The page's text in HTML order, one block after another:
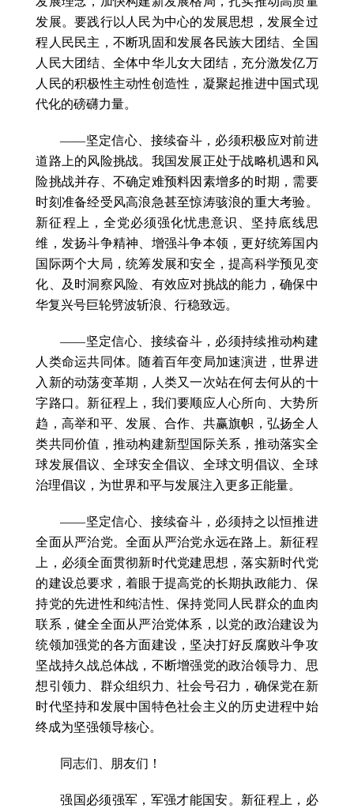
发展。要践行以人民为中心的发展思想，发展全过
程人民民主，不断巩固和发展各民族大团结、全国
人民大团结、全体中华儿女大团结，充分激发亿万
人民的积极性主动性创造性，凝聚起推进中国式现
代化的磅礴力量。
——坚定信心、接续奋斗，必须积极应对前进
道路上的风险挑战。我国发展正处于战略机遇和风
险挑战并存、不确定难预料因素增多的时期，需要
时刻准备经受风高浪急甚至惊涛骇浪的重大考验。
新征程上，全党必须强化忧患意识、坚持底线思
维，发扬斗争精神、增强斗争本领，更好统筹国内
国际两个大局，统筹发展和安全，提高科学预见变
化、及时洞察风险、有效应对挑战的能力，确保中
华复兴号巨轮劈波斩浪、行稳致远。
——坚定信心、接续奋斗，必须持续推动构建
人类命运共同体。随着百年变局加速演进，世界进
入新的动荡变革期，人类又一次站在何去何从的十
字路口。新征程上，我们要顺应人心所向、大势所
趋，高举和平、发展、合作、共赢旗帜，弘扬全人
类共同价值，推动构建新型国际关系，推动落实全
球发展倡议、全球安全倡议、全球文明倡议、全球
治理倡议，为世界和平与发展注入更多正能量。
——坚定信心、接续奋斗，必须持之以恒推进
全面从严治党。全面从严治党永远在路上。新征程
上，必须全面贯彻新时代党建思想，落实新时代党
的建设总要求，着眼于提高党的长期执政能力、保
持党的先进性和纯洁性、保持党同人民群众的血肉
联系，健全全面从严治党体系，以党的政治建设为
统领加强党的各方面建设，坚决打好反腐败斗争攻
坚战持久战总体战，不断增强党的政治领导力、思
想引领力、群众组织力、社会号召力，确保党在新
时代坚持和发展中国特色社会主义的历史进程中始
终成为坚强领导核心。
同志们、朋友们！
强国必须强军，军强才能国安。新征程上，必